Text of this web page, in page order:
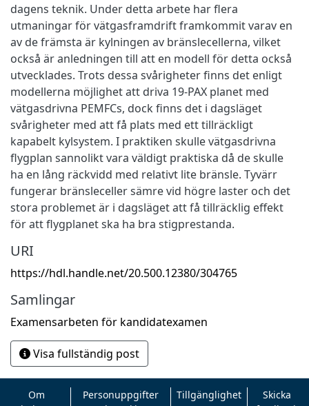
dagens teknik. Under detta arbete har flera
utmaningar för vätgasframdrift framkommit varav en
av de främsta är kylningen av bränslecellerna, vilket
också är anledningen till att en modell för detta också
utvecklades. Trots dessa svårigheter finns det enligt
modellerna möjlighet att driva 19-PAX planet med
vätgasdrivna PEMFCs, dock finns det i dagsläget
svårigheter med att få plats med ett tillräckligt
kapabelt kylsystem. I praktiken skulle vätgasdrivna
flygplan sannolikt vara väldigt praktiska då de skulle
ha en lång räckvidd med relativt lite bränsle. Tyvärr
fungerar bränsleceller sämre vid högre laster och det
stora problemet är i dagsläget att få tillräcklig effekt
för att flygplanet ska ha bra stigprestanda.
URI
https://hdl.handle.net/20.500.12380/304765
Samlingar
Examensarbeten för kandidatexamen
Visa fullständig post
Om
Personuppgifter
Tillgänglighet
Skicka